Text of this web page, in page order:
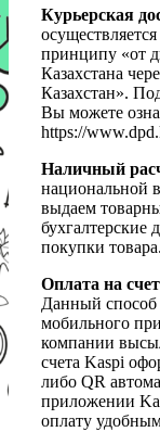
Курьерская
принципу «от
Казахстана
Казахстан».
Вы можете
https://
Наличный
национальной
выдаем
покупки товара.
Оплата на
Данный
мобильного
компании
счета Kaspi
либо QR
приложении
оплату